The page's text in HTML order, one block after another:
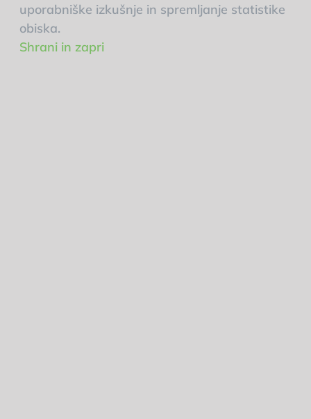
uporabniške izkušnje in spremljanje statistike
obiska.
Shrani in zapri